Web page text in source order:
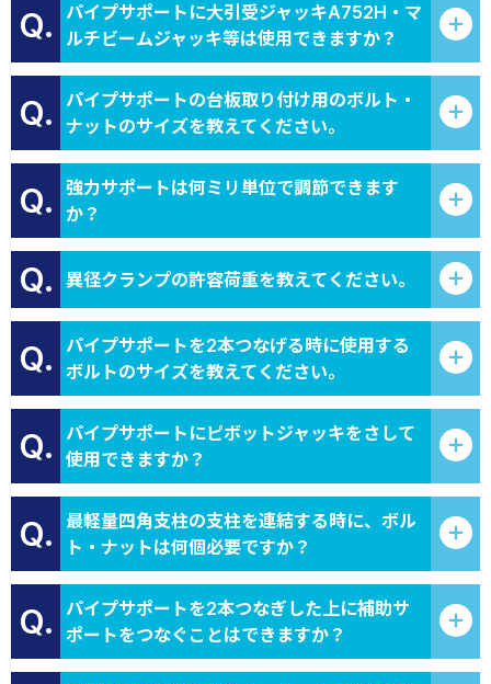
Q.
パイプサポートに大引受ジャッキA752H・マ
ルチビームジャッキ等は使用できますか？
Q.
パイプサポートの台板取り付け用のボルト・
ナットのサイズを教えてください。
Q.
強力サポートは何ミリ単位で調節できます
か？
Q. 異径クランプの許容荷重を教えてください。
Q.
パイプサポートを2本つなげる時に使用する
ボルトのサイズを教えてください。
Q.
パイプサポートにピボットジャッキをさして
使用できますか？
Q.
最軽量四角支柱の支柱を連結する時に、ボル
ト・ナットは何個必要ですか？
Q.
パイプサポートを2本つなぎした上に補助サ
ポートをつなぐことはできますか？